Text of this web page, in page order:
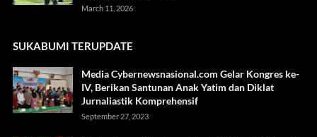
March 11, 2026
SUKABUMI TERUPDATE
Media Cybernewsnasional.com Gelar Kongres ke-
IV, Berikan Santunan Anak Yatim dan Diklat
Jurnaliastik Komprehensif
September 27, 2023